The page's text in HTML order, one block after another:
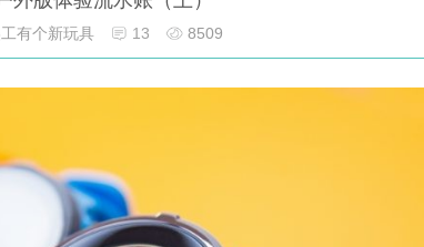
有个新玩具 13 8509